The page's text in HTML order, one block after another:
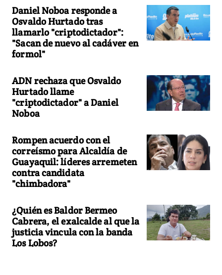
Daniel Noboa responde a
Osvaldo Hurtado tras
llamarlo "criptodictador":
"Sacan de nuevo al cadáver en
formol"
ADN rechaza que Osvaldo
Hurtado llame
"criptodictador" a Daniel
Noboa
Rompen acuerdo con el
correísmo para Alcaldía de
Guayaquil: líderes arremeten
contra candidata
"chimbadora"
¿Quién es Baldor Bermeo
Cabrera, el exalcalde al que la
justicia vincula con la banda
Los Lobos?